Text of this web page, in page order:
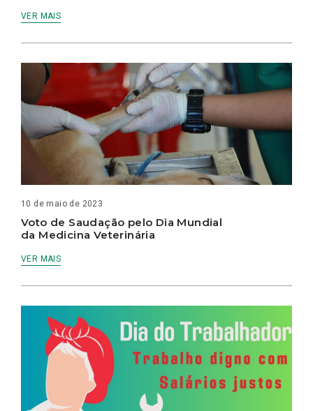
VER MAIS
10 de maio de 2023
Voto de Saudação pelo Dia Mundial
da Medicina Veterinária
VER MAIS